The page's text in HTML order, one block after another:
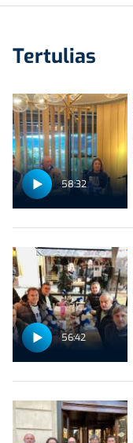
Tertulias
58:32
56:42